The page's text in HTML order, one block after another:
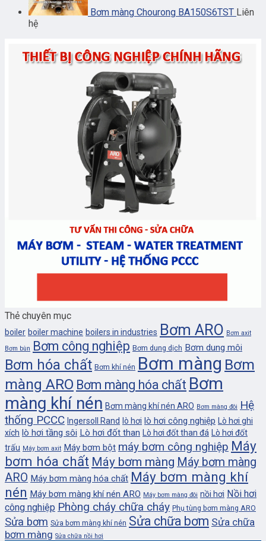
Bơm màng Chourong BA150S6TST Liên
hệ
Thẻ chuyên mục
boiler boiler machine boilers in industries Bơm ARO Bơm axit
Bơm bùn Bơm công nghiệp Bơm dung dịch Bơm dung môi
Bơm hóa chất Bơm khí nén Bơm màng Bơm
màng ARO Bơm màng hóa chất Bơm
màng khí nén Bơm màng khí nén ARO Bơm màng đôi Hệ
thống PCCC Ingersoll Rand lò hơi lò hơi công nghiệp
Lò hơi ghi
xích lò hơi tầng sôi Lò hơi đốt than Lò hơi đốt than đá
Lò hơi đốt
trấu Máy bơm axit Máy bơm bột máy bơm công nghiệp Máy
bơm hóa chất Máy bơm màng Máy bơm màng
ARO Máy bơm màng hóa chất Máy bơm màng khí
nén Máy bơm màng khí nén ARO Máy bơm màng đôi nồi hơi Nồi hơi
công nghiệp Phòng cháy chữa cháy Phụ tùng bơm màng ARO
Sửa bơm Sửa bơm màng khí nén Sửa chữa bơm Sửa chữa
bơm màng Sửa chữa nồi hơi